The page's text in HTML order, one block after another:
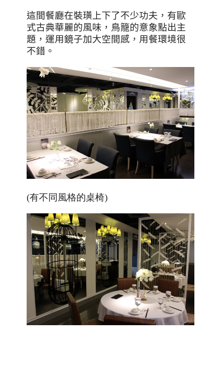
這間餐廳在裝璜上下了不少功夫，有歐
式古典華麗的風味，鳥籠的意象點出主
題，運用鏡子加大空間感，用餐環境很
不錯。
(有不同風格的桌椅)